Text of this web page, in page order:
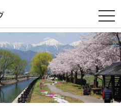
t
o
g
g
l
e
n
a
v
i
g
a